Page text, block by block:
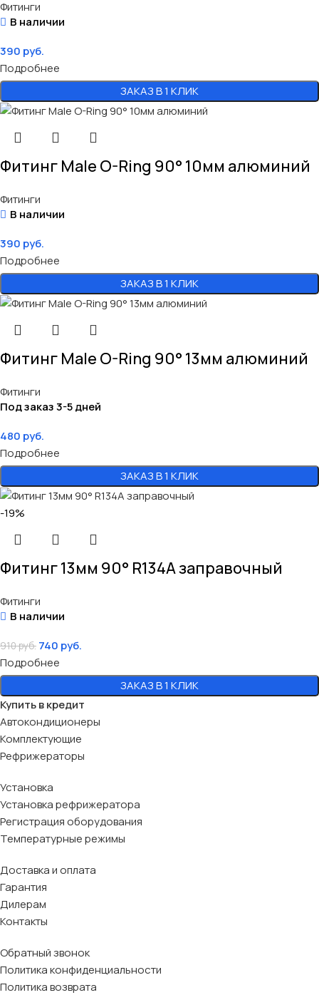
Фитинги
В наличии
390 руб.
Подробнее
ЗАКАЗ В 1 КЛИК
Фитинг Male O-Ring 90° 10мм алюминий
Фитинги
В наличии
390 руб.
Подробнее
ЗАКАЗ В 1 КЛИК
Фитинг Male O-Ring 90° 13мм алюминий
Фитинги
Под заказ 3-5 дней
480 руб.
Подробнее
ЗАКАЗ В 1 КЛИК
-19%
Фитинг 13мм 90° R134A заправочный
Фитинги
В наличии
910руб. 740 руб.
Подробнее
ЗАКАЗ В 1 КЛИК
Купить в кредит
Автокондиционеры
Комплектующие
Рефрижераторы
Установка
Установка рефрижератора
Регистрация оборудования
Температурные режимы
Доставка и оплата
Гарантия
Дилерам
Контакты
Обратный звонок
Политика конфиденциальности
Политика возврата